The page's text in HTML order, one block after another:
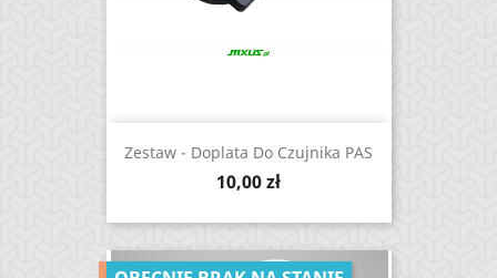
Zestaw - Doplata Do Czujnika PAS
Cena
10,00 zł